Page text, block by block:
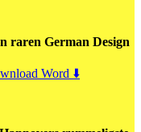
raren German Design
Word ⬇️